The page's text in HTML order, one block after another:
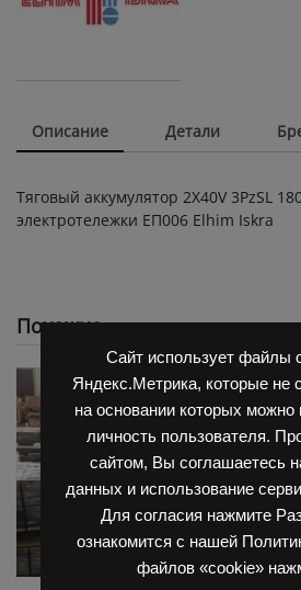
Сайт использует файлы
Яндекс.Метрика, которые не
на основании которых
личность пользователя.
сайтом, Вы соглашаетесь
данных и использование
Для согласия нажмите
ознакомится с нашей
файлов «cookie»
Описание Детали
Тяговый аккумулятор 2X40V 3PzSL
электротележки ЕП006 Elhim Iskra
Похожие